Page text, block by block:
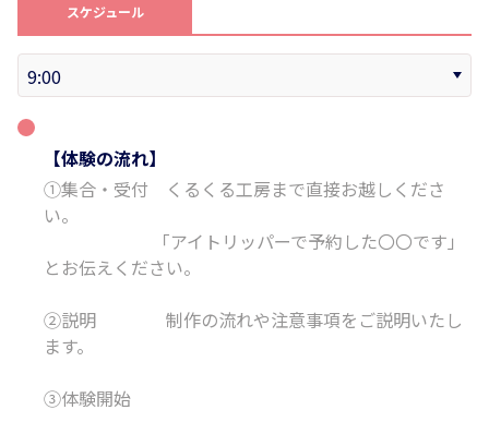
スケジュール
【体験の流れ】
①集合・受付 くるくる工房まで直接お越しくださ
い。
「アイトリッパーで予約した〇〇です」
とお伝えください。
②説明 制作の流れや注意事項をご説明いたし
ます。
③体験開始